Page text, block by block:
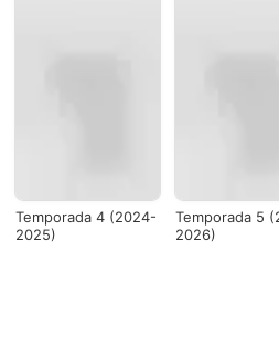
Temporada 4 (2024-
2025)
Temporada 5
2026)